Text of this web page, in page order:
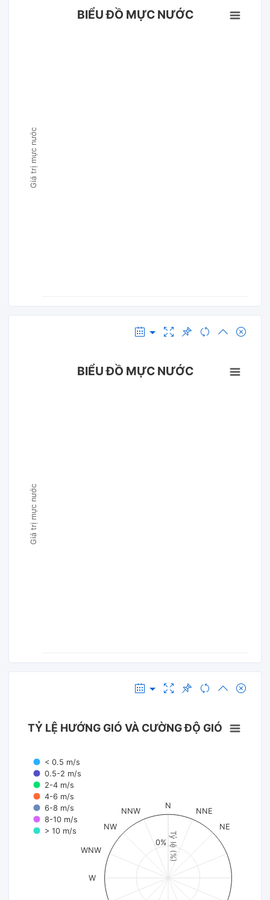
Giá trị mực nước
BIỂU ĐỒ MỰC NƯỚC
Giá trị mực nước
BIỂU ĐỒ MỰC NƯỚC
Tỷ lệ (%)
TỶ LỆ HƯỚNG GIÓ VÀ CƯỜNG ĐỘ GIÓ
< 0.5 m/s
0.5-2 m/s
2-4 m/s
4-6 m/s
6-8 m/s
8-10 m/s
> 10 m/s
N
NNE
NE
W
WNW
NW
NNW
0%